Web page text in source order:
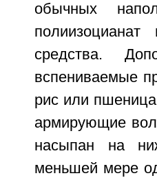
обычных
средства.
вспениваемые
рис или
армирующие
насыпан на
меньшей мере